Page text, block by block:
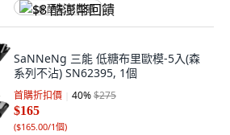
$8 酷澎幣回饋
SaNNeNg 三能 低糖布里歐模-5入(森
系列不沾) SN62395, 1個
首購折扣價 40%$275
$165
($165.00/1個)